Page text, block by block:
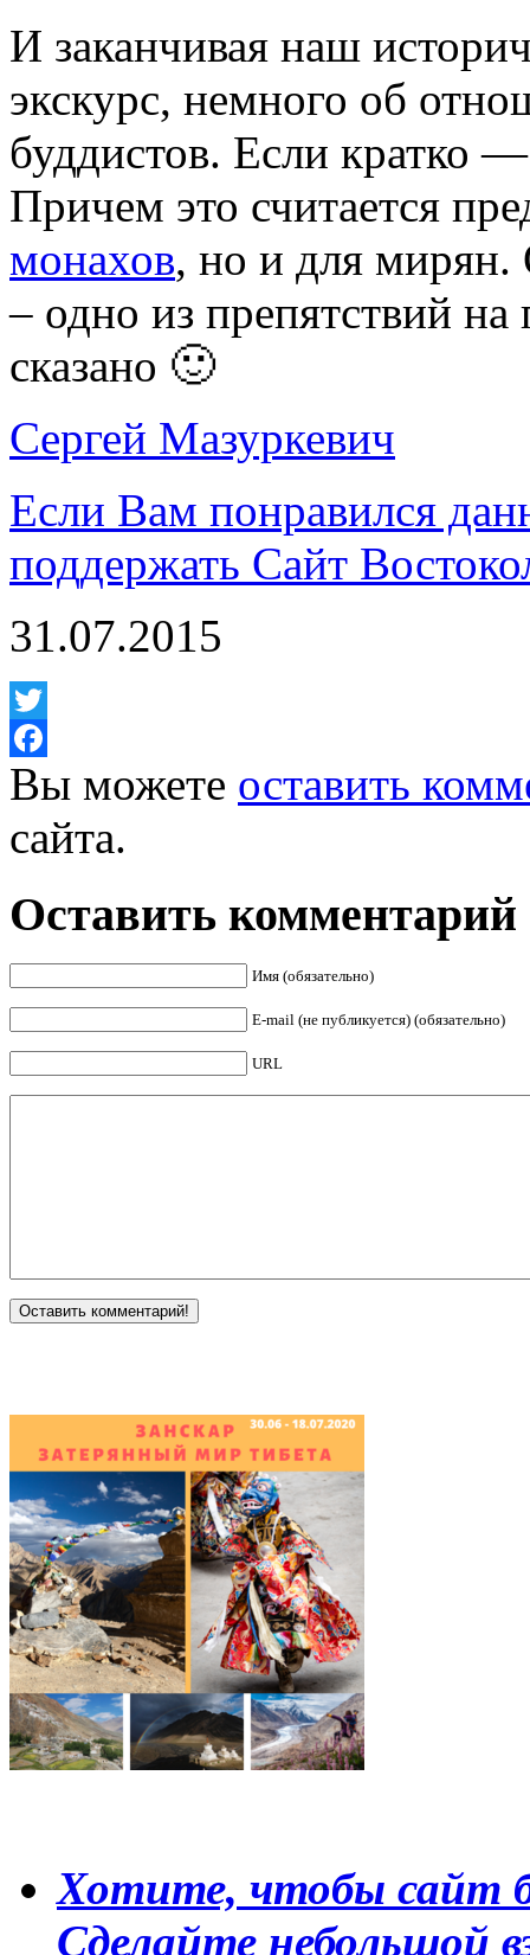
И заканчивая наш
экскурс, немного об
буддистов. Если кратко
Причем это считается
монахов, но и для
– одно из препятствий
сказано 🙂
Сергей Мазуркевич
Если Вам понравился
поддержать Сайт
31.07.2015
Twitter
Facebook
Вы можете оставить
сайта.
Оставить комментарий
Имя (обязательно)
E-mail (не публикуется) (обязательно)
URL
Хотите, чтобы сайт
Сделайте небольшой